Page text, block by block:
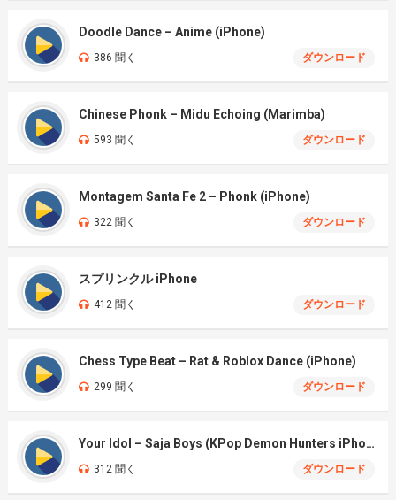
Doodle Dance – Anime (iPhone)
386 聞く ダウンロード
Chinese Phonk – Midu Echoing (Marimba)
593 聞く ダウンロード
Montagem Santa Fe 2 – Phonk (iPhone)
322 聞く ダウンロード
スプリンクル iPhone
412 聞く ダウンロード
Chess Type Beat – Rat & Roblox Dance (iPhone)
299 聞く ダウンロード
Your Idol – Saja Boys (KPop Demon Hunters iPhone)
312 聞く ダウンロード